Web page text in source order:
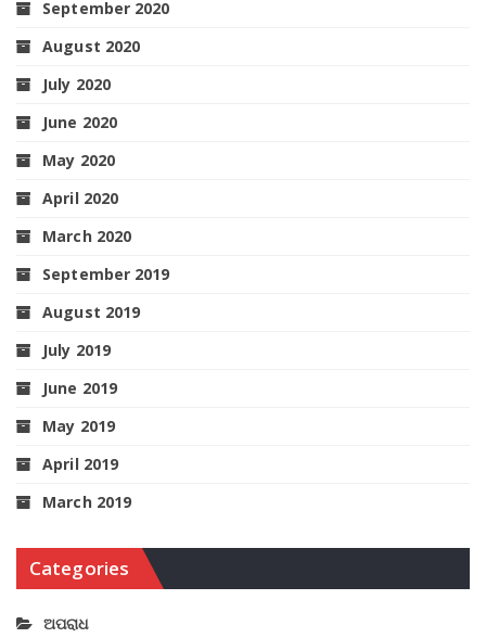
September 2020
August 2020
July 2020
June 2020
May 2020
April 2020
March 2020
September 2019
August 2019
July 2019
June 2019
May 2019
April 2019
March 2019
Categories
ଅପରାଧ